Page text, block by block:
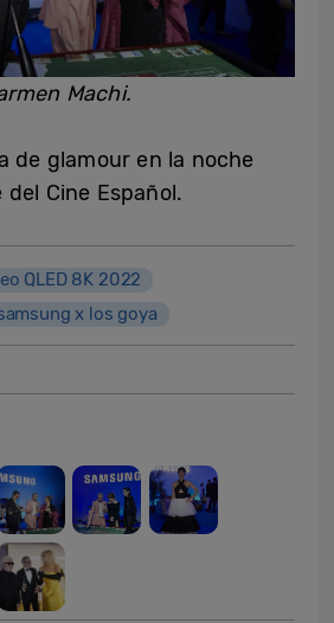
Machi.
de glamour en la noche
Cine Español.
QLED 8K 2022
x los goya